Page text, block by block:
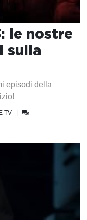
le nostre
sulla
episodi della
TV |